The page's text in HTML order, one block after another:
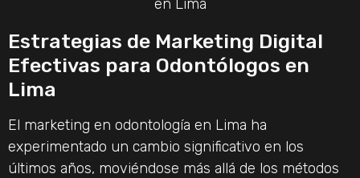
Estrategias de Marketing Digital
Efectivas para Odontólogos en
Lima
El marketing en odontología en Lima ha
experimentado un cambio significativo en los
últimos años, moviéndose más allá de los métodos